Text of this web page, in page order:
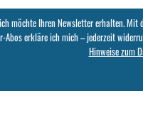
möchte Ihren Newsletter erhalten. Mit
Abos erkläre ich mich – jederzeit
Hinweise zum